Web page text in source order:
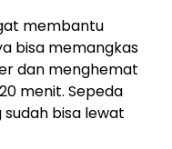
membantu
bisa memangkas
dan menghemat
menit. Sepeda
bisa lewat